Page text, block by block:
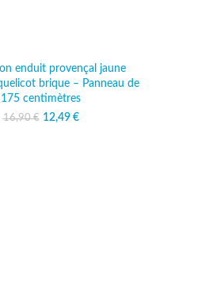
enduit provençal jaune
brique – Panneau de
175 centimètres
16,90€
Le prix initial était :
12,49 €